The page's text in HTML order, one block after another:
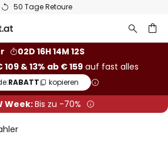
50 Tage Retoure
02D 16H 14M 11S
109 & 13% ab € 159auf fast alles
RABATT kopieren
Week:Bis zu -70%